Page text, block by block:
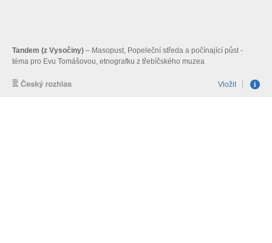
Tandem (z Vysočiny) – Masopust, Popeleční středa a počínající půst -
téma pro Evu Tomášovou, etnografku z třebíčského muzea
Vložit